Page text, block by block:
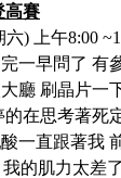
高賽
) 上午8:00
一早問了 有
廳 刷晶片一
在思考著死
一直跟著我
的肌力太差